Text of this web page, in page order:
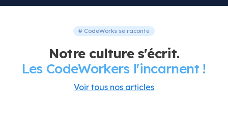
# CodeWorks se raconte
Notre culture s'écrit.
Les CodeWorkers l'incarnent !
Voir tous nos articles